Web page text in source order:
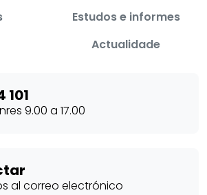
Estudos e informes
Actualidade
101
9.00 a 17.00
al correo electrónico